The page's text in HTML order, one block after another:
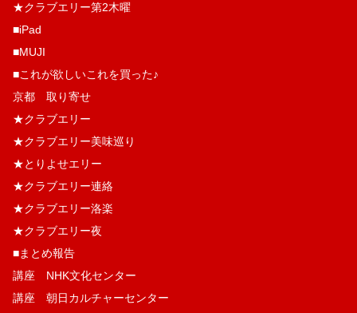
★クラブエリー第2木曜
■iPad
■MUJI
■これが欲しいこれを買った♪
京都 取り寄せ
★クラブエリー
★クラブエリー美味巡り
★とりよせエリー
★クラブエリー連絡
★クラブエリー洛楽
★クラブエリー夜
■まとめ報告
講座 NHK文化センター
講座 朝日カルチャーセンター